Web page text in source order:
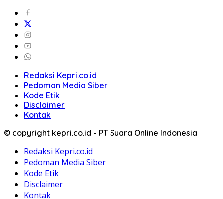
Redaksi Kepri.co.id
Pedoman Media Siber
Kode Etik
Disclaimer
Kontak
© copyright kepri.co.id - PT Suara Online Indonesia
Redaksi Kepri.co.id
Pedoman Media Siber
Kode Etik
Disclaimer
Kontak